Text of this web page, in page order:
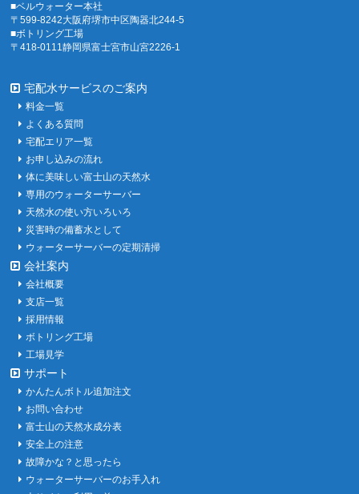
■ベルウォーター本社
〒599-8242大阪府堺市中区陶器北244-5
■ボトリング工場
〒418-0111静岡県富士宮市山宮2226-1
宅配水サービスのご案内
料金一覧
よくある質問
宅配エリア一覧
お申し込みの流れ
体に美味しい富士山の天然水
専用のウォーターサーバー
天然水の使い方いろいろ
災害時の備蓄水として
ウォーターサーバーの定期清掃
会社案内
会社概要
支店一覧
採用情報
ボトリング工場
工場見学
サポート
かんたんボトル追加注文
お問い合わせ
富士山の天然水成分表
安全上の注意
故障かな？と思ったら
ウォーターサーバーのお手入れ